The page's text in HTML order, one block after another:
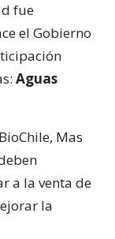
fue
el Gobierno
Aguas
Mas
a la venta de
la